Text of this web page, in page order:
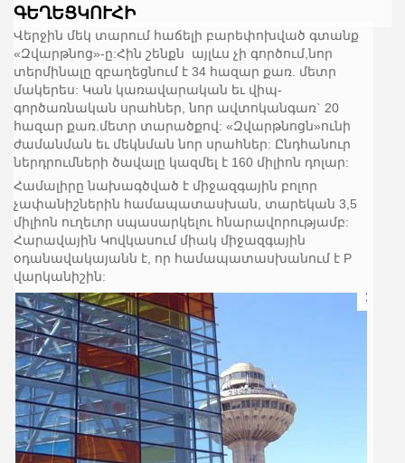
ԳԵՂԵՑԿՈՒՀԻ
Վերջին մեկ տարում հաճելի բարեփոխված գտանք
«Զվարթնոց»-ը:Հին շենքն այլևս չի գործում,նոր
տերմինալը զբաղեցնում է 34 հազար քառ. մետր
մակերես: Կան կառավարական եւ վիպ-
գործառնական սրահներ, նոր ավտոկանգառ` 20
հազար քառ.մետր տարածքով: «Զվարթնոցն»ունի
ժամանման եւ մեկնման նոր սրահներ: Ընդհանուր
ներդրումների ծավալը կազմել է 160 միլիոն դոլար:
Համալիրը նախագծված է միջազգային բոլոր
չափանիշներին համապատասխան, տարեկան 3,5
միլիոն ուղեւոր սպասարկելու հնարավորությամբ:
Հարավային Կովկասում միակ միջազգային
օդանավակայանն է, որ համապատասխանում է P
վարկանիշին: